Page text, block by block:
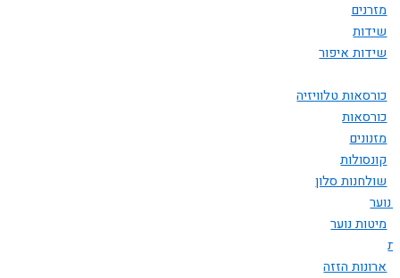
מזרנים
שידות
שידות איפור
כורסאות טלוויזיה
כורסאות
מזנונים
קונסולות
שולחנות סלון
נוער
מיטות נוער
ארונות הזזה